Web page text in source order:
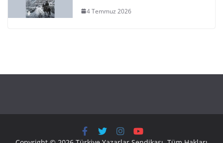
4 Temmuz 2026